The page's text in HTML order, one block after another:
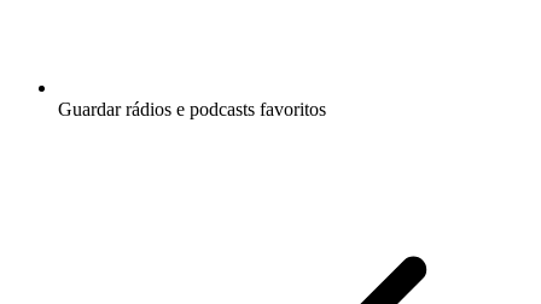
Guardar rádios e podcasts favoritos